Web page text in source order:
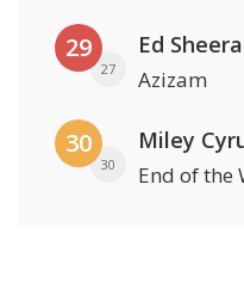
29
27
Ed
Azizam
30
30
Miley
End of the